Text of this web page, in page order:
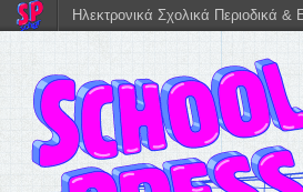
Ηλεκτρονικά Σχολικά Περιοδικά &